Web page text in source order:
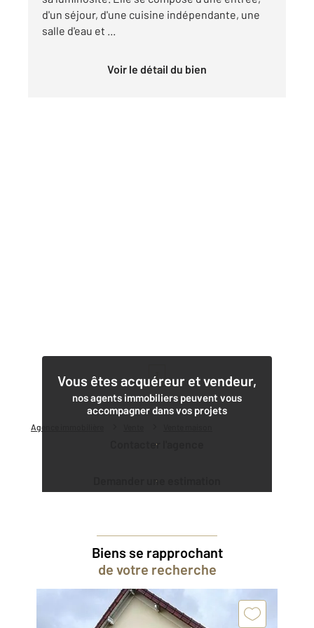
Agence immobilière
d'un séjour, d'une cuisine indépendante, une
salle d'eau et ...
Voir le détail du bien
Vous êtes acquéreur et vendeur,
nos agents immobiliers peuvent vous
accompagner dans vos projets
Contacter l'agence
Demander une estimation
1
Biens se rapprochant
de votre recherche